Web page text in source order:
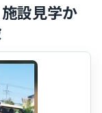
設見学か